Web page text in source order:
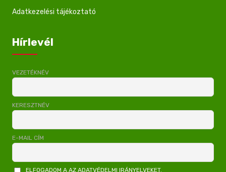
Adatkezelési tájékoztató
Hírlevél
VEZETÉKNÉV
KERESZTNÉV
E-MAIL CÍM
ELFOGADOM A AZ ADATVÉDELMI IRÁNYELVEKET.